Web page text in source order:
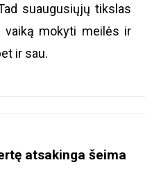
suaugusiųjų tikslas
vaiką mokyti meilės ir
ir sau.
atsakinga šeima